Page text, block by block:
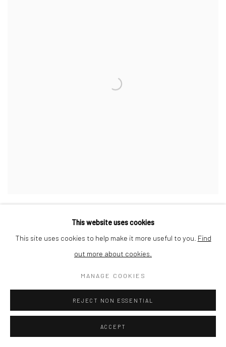
This website uses cookies
This site uses cookies to help make it more useful to you. Find
out more about cookies.
MANAGE COOKIES
REJECT NON ESSENTIAL
ACCEPT